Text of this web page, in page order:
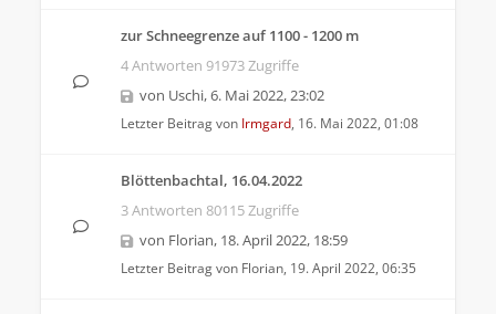
zur Schneegrenze auf 1100 - 1200 m
4 Antworten 91973 Zugriffe
von Uschi,6. Mai 2022, 23:02
Letzter Beitrag von Irmgard, 16. Mai 2022, 01:08
Blöttenbachtal, 16.04.2022
3 Antworten 80115 Zugriffe
von Florian, 18. April 2022, 18:59
Letzter Beitrag von Florian, 19. April 2022, 06:35